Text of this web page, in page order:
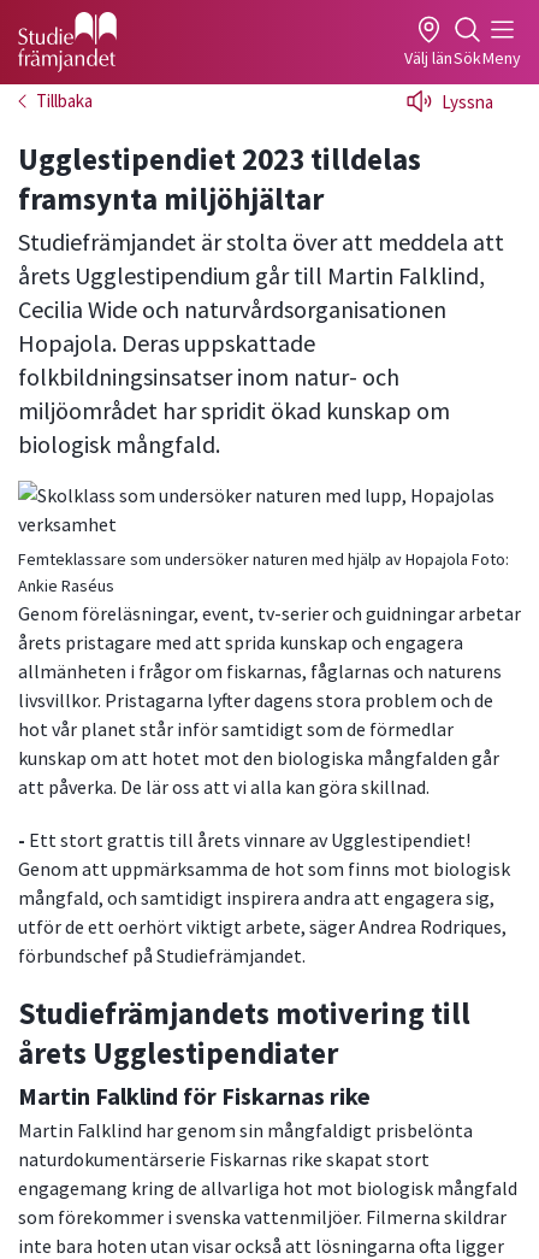
Gå till studiefrämjandets startsida Välj länSökMeny
Tillbaka Lyssna
Ugglestipendiet 2023 tilldelas
framsynta miljöhjältar
Studiefrämjandet är stolta över att meddela att
årets Ugglestipendium går till Martin Falklind,
Cecilia Wide och naturvårdsorganisationen
Hopajola. Deras uppskattade
folkbildningsinsatser inom natur- och
miljöområdet har spridit ökad kunskap om
biologisk mångfald.
Femteklassare som undersöker naturen med hjälp av Hopajola Foto:
Ankie Raséus
Genom föreläsningar, event, tv-serier och guidningar arbetar
årets pristagare med att sprida kunskap och engagera
allmänheten i frågor om fiskarnas, fåglarnas och naturens
livsvillkor. Pristagarna lyfter dagens stora problem och de
hot vår planet står inför samtidigt som de förmedlar
kunskap om att hotet mot den biologiska mångfalden går
att påverka. De lär oss att vi alla kan göra skillnad.
- Ett stort grattis till årets vinnare av Ugglestipendiet!
Genom att uppmärksamma de hot som finns mot biologisk
mångfald, och samtidigt inspirera andra att engagera sig,
utför de ett oerhört viktigt arbete, säger Andrea Rodriques,
förbundschef på Studiefrämjandet.
Studiefrämjandets motivering till
årets Ugglestipendiater
Martin Falklind för Fiskarnas rike
Martin Falklind har genom sin mångfaldigt prisbelönta
naturdokumentärserie Fiskarnas rike skapat stort
engagemang kring de allvarliga hot mot biologisk mångfald
som förekommer i svenska vattenmiljöer. Filmerna skildrar
inte bara hoten utan visar också att lösningarna ofta ligger